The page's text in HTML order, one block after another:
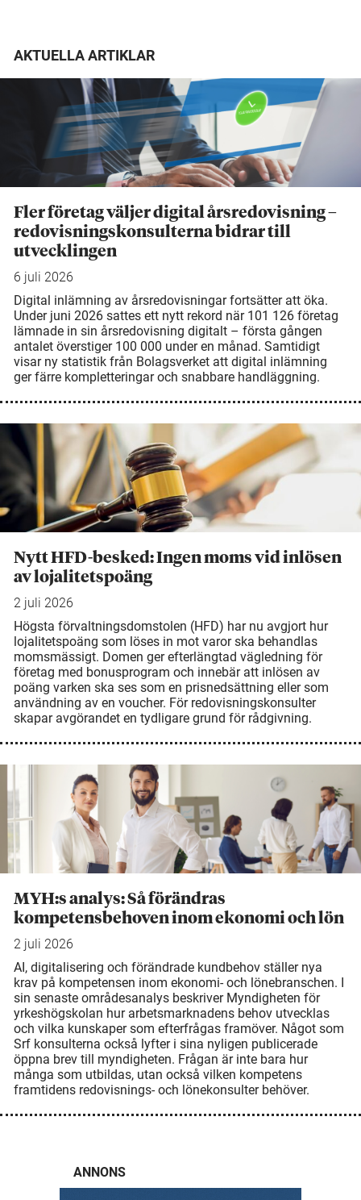
AKTUELLA ARTIKLAR
Fler företag väljer digital årsredovisning –
redovisningskonsulterna bidrar till
utvecklingen
6 juli 2026
Digital inlämning av årsredovisningar fortsätter att öka.
Under juni 2026 sattes ett nytt rekord när 101 126 företag
lämnade in sin årsredovisning digitalt – första gången
antalet överstiger 100 000 under en månad. Samtidigt
visar ny statistik från Bolagsverket att digital inlämning
ger färre kompletteringar och snabbare handläggning.
Nytt HFD-besked: Ingen moms vid inlösen
av lojalitetspoäng
2 juli 2026
Högsta förvaltningsdomstolen (HFD) har nu avgjort hur
lojalitetspoäng som löses in mot varor ska behandlas
momsmässigt. Domen ger efterlängtad vägledning för
företag med bonusprogram och innebär att inlösen av
poäng varken ska ses som en prisnedsättning eller som
användning av en voucher. För redovisningskonsulter
skapar avgörandet en tydligare grund för rådgivning.
MYH:s analys: Så förändras
kompetensbehoven inom ekonomi och lön
2 juli 2026
AI, digitalisering och förändrade kundbehov ställer nya
krav på kompetensen inom ekonomi- och lönebranschen. I
sin senaste områdesanalys beskriver Myndigheten för
yrkeshögskolan hur arbetsmarknadens behov utvecklas
och vilka kunskaper som efterfrågas framöver. Något som
Srf konsulterna också lyfter i sina nyligen publicerade
öppna brev till myndigheten. Frågan är inte bara hur
många som utbildas, utan också vilken kompetens
framtidens redovisnings- och lönekonsulter behöver.
ANNONS